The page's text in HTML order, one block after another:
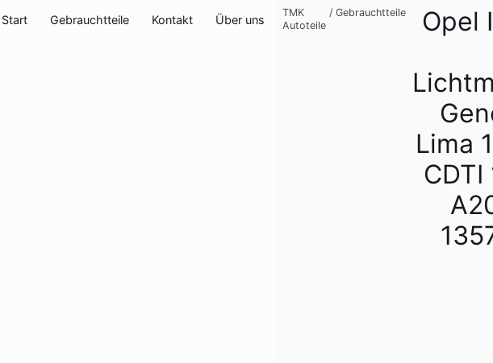
Start Gebrauchtteile Kontakt Über uns
TMK
Autoteile
/ Gebrauchtteile
Opel
Lima
CDTI